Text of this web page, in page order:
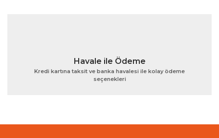
Havale ile Ödeme
Kredi kartına taksit ve banka havalesi ile kolay ödeme
seçenekleri